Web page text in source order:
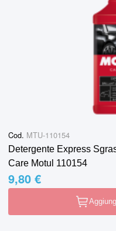
Cod. MTU-110154
Detergente Express
Care Motul 110154
9,80 €